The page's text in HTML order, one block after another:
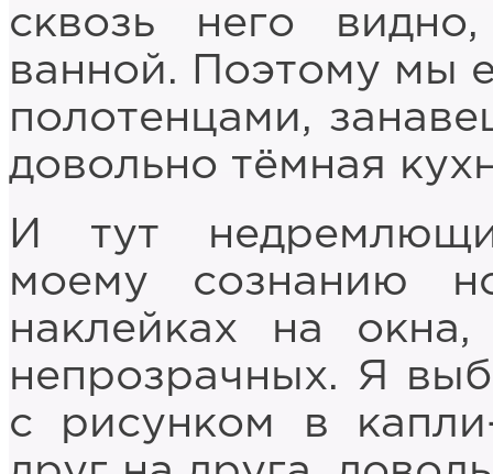
сквозь него
ванной. Поэтому мы
полотенцами,
довольно тёмная
И тут
моему сознанию
наклейках на
непрозрачных. Я
с рисунком в